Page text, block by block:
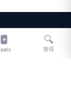
聞、生活、健康、
🔍
搜尋